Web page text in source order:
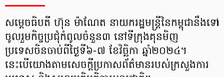
សម្តេចធិបតី ហ៊ុន ម៉ាណែត នាយករដ្ឋមន្ត្រីនៃកម្ពុជានឹងទៅ
ចូលរួមកិច្ចប្រជុំកំពូលចំនួន៣ នៅទីក្រុងគុនមិញ
ប្រទេសចិនចាប់ពីថ្ងៃទី៦-៧ ខែវិច្ឆិកា ឆ្នាំ២០២៤។
នេះបើយោងតាមសេចក្តីប្រកាសព័ត៌មានរបស់ក្រសួងការ